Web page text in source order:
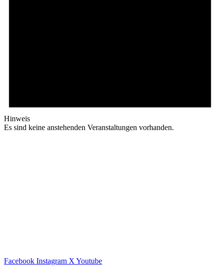
Hinweis
Es sind keine anstehenden Veranstaltungen vorhanden.
Facebook Instagram X Youtube